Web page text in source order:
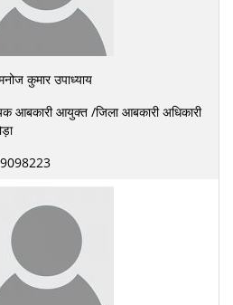
कुमार उपाध्याय
आबकारी आयुक्त /जिला आबकारी अधिकारी